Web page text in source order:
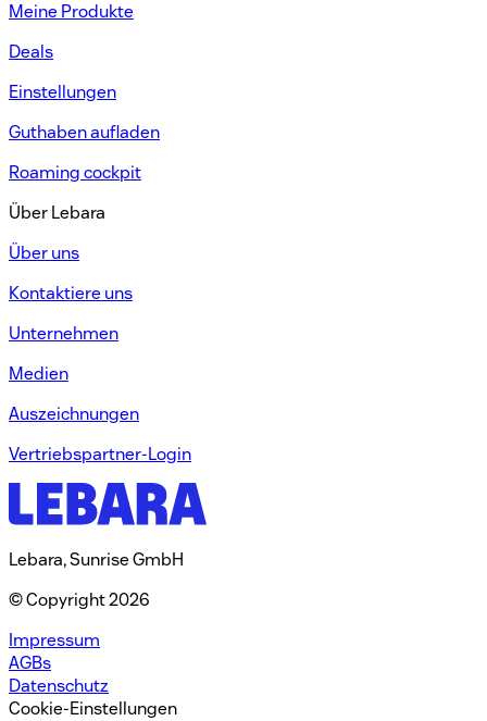
Meine Produkte​
Deals
Einstellungen​
Guthaben aufladen​
Roaming cockpit
Über Lebara​
Über uns​
Kontaktiere uns​
Unternehmen​
Medien
Auszeichnungen​​
Vertriebspartner-Login​
Lebara, Sunrise GmbH
© Copyright 2026
Impressum
AGBs
Datenschutz
Cookie-Einstellungen